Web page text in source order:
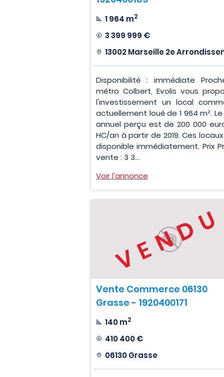
1 964 m2
3 399 999 €
13002 Marseille 2e
Disponibilité : immédiate
métro Colbert, Evolis vous
l'investissement un local
actuellement loué de 1 964 m².
annuel perçu est de 200 000
HC/an à partir de 2019. Ces
disponible immédiatement. Prix
vente : 3 3...
Voir l'annonce
Vente Commerce 06130
Grasse - 1920400171
140 m2
410 400 €
06130 Grasse